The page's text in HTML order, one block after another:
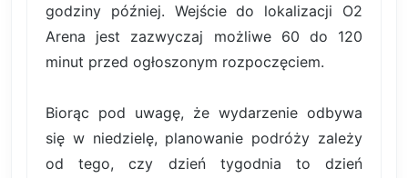
godziny później. Wejście do lokalizacji O2
Arena jest zazwyczaj możliwe 60 do 120
minut przed ogłoszonym rozpoczęciem.
Biorąc pod uwagę, że wydarzenie odbywa
się w niedzielę, planowanie podróży zależy
od tego, czy dzień tygodnia to dzień